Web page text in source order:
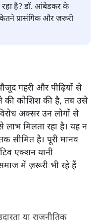
रहा है? डॉ. आंबेडकर के
प्रासंगिक और ज़रूरी
गहरी और पीढ़ियों से
की कोशिश की है, तब उसे
अक्सर उन लोगों से
मिलता रहा है। यह न
सीमित है। पूरी मानव
एक्शन यानी
में ज़रूरी भी रहे हैं
या राजनीतिक